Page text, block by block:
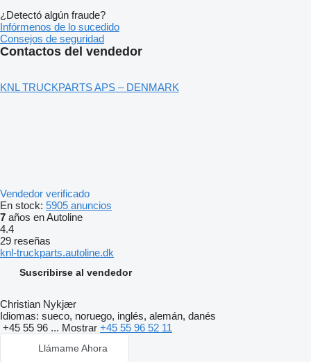
¿Detectó algún fraude?
Infórmenos de lo sucedido
Consejos de seguridad
Contactos del vendedor
KNL TRUCKPARTS APS – DENMARK
Vendedor verificado
En stock: 5905 anuncios
7 años en Autoline
4.4
29 reseñas
knl-truckparts.autoline.dk
Suscribirse al vendedor
Christian Nykjær
Idiomas: sueco, noruego, inglés, alemán, danés
+45 55 96 ... Mostrar +45 55 96 52 11
Llámame Ahora